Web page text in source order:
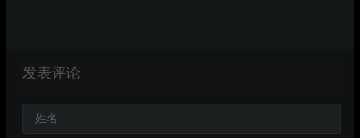
发表评论
姓名